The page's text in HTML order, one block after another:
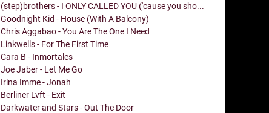
(step)brothers - I ONLY CALLED YOU ('cause you sho...
Goodnight Kid - House (With A Balcony)
Chris Aggabao - You Are The One I Need
Linkwells - For The First Time
Cara B - Inmortales
Joe Jaber - Let Me Go
Irina Imme - Jonah
Berliner Lvft - Exit
Darkwater and Stars - Out The Door